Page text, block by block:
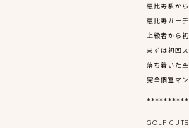
恵比寿駅か
恵比寿ガー
上級者から
まずは初回
落ち着いた
完全個室マ
GOLF GUTS